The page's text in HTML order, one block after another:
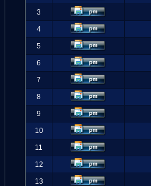
3
4
5
6
7
8
9
10
11
12
13